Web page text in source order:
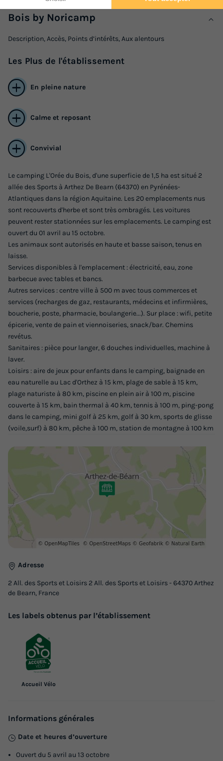
Présentation de Camping l'Orée du
Bois by Noricamp
Description, Accès, Points d’intérêts, Aux alentours
Les Plus de l'établissement
En pleine nature
Calme et reposant
Convivial
Le camping L'Orée du Bois, d'une superficie de 1,5 ha est situé 2
allée des Sports à Arthez De Bearn (64370) en Pyrénées-
Atlantiques dans la région Aquitaine. Les 20 emplacements nus
sont recouverts d'herbe et sont très ombragés. Les voitures
peuvent rester stationnées sur les emplacements. Le camping est
ouvert du 01 avril au 15 octobre.
Les animaux sont autorisés en haute et basse saison, tenus en
laisse.
Services disponibles à l'emplacement : électricité, eau, zone
barbecue avec tables et bancs.
Autres services : centre ville à 500 m avec tous commerces et
services (recharges de gaz, restaurants, médecins et infirmières,
boucherie, poste, pharmacie, boulangerie...). Sur place : wifi, petite
épicerie, vente de pain et viennoiseries, snack/bar. Chemins
revétus.
Sanitaires : pièce pour langer, 6 douches individuelles, machine à
laver.
Loisirs : aire de jeux pour enfants dans le camping, baignade en
eau naturelle au Lac d'Orthez à 15 km, plage de sable à 15 km,
plage naturiste à 80 km, piscine en plein air à 100 m, piscine
couverte à 15 km, bain thermal à 40 km, tennis à 100 m, ping-pong
dans le camping, mini golf à 25 km, golf à 30 km, sports de glisse
(voile,surf) à 80 km, pêche à 100 m, station de montagne à 100 km
Adresse
2 All. des Sports et Loisirs 2 All. des Sports et Loisirs - 64370 Arthez
de Bearn, France
Les labels obtenus par l’établissement
Accueil Vélo
Informations générales
Date et heures d’ouverture
Ouvert du 5 avril au 13 octobre